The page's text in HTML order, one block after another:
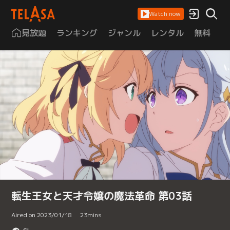
Watch now
見放題 ランキング ジャンル レンタル 無料
転生王女と天才令嬢の魔法革命 第03話
Aired on 2023/01/18 23mins